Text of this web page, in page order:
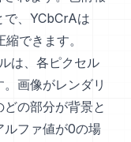
で、YCbCrAは
できます。
は、各ピクセル
画像がレンダリ
の部分が背景と
ルファ値が0の場